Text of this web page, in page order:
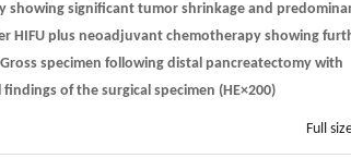
showing significant tumor shrinkage and
HIFU plus neoadjuvant chemotherapy showing
specimen following distal pancreatectomy with
of the surgical specimen (HE×200)
Full